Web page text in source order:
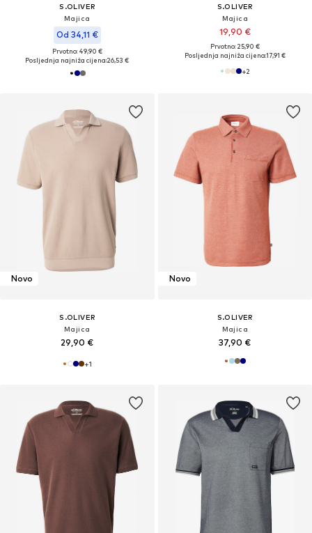
S.OLIVER
Majica
Od 34,11 €
Prvotno: 49,90 €
Posljednja najniža cijena:26,53 €
S.OLIVER
Majica
19,90 €
Prvotno: 25,90 €
Posljednja najniža cijena:17,91 €
+2
Novo
S.OLIVER
Majica
29,90 €
+1
Novo
S.OLIVER
Majica
37,90 €